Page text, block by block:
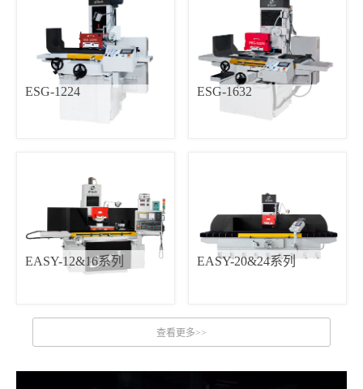
高精度CNC平面磨床
内孔磨床
ESG-1224 ESG-1632
EASY-12&16系列 EASY-20&24系列